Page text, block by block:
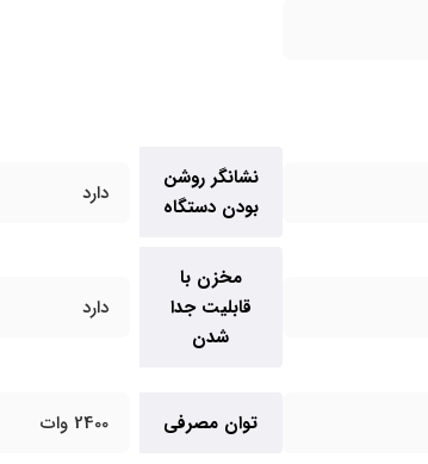
نشانگر روشن
بودن دستگاه
دارد
مخزن با
قابلیت جدا
شدن
دارد
توان مصرفی 2400 وات